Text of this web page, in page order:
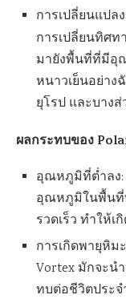
การเปลี่ยนแปลง
การเปลี่ยนทิศท
มายังพื้นที่ที่มีอุ
หนาวเย็นอย่าง
ยุโรป และบางส่
ผลกระทบของ
อุณหภูมิที่ต่ำลง:
อุณหภูมิในพื้นที่
รวดเร็ว ทำให้
การเกิดพายุหิม
Vortex มักจะน
ทบต่อชีวิตประจ